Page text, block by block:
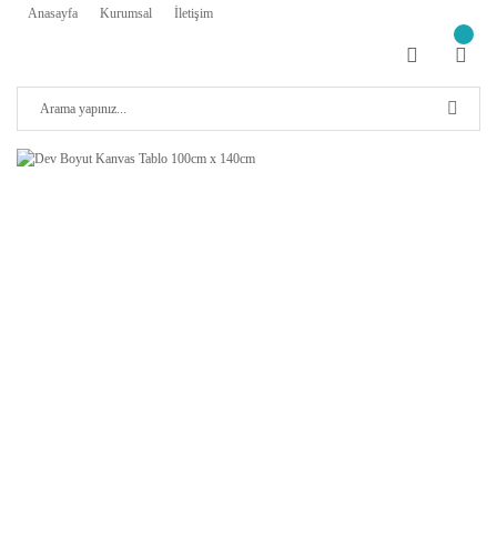
Anasayfa Kurumsal İletişim